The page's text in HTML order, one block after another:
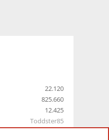
22.120
825.660
12.425
Toddster85